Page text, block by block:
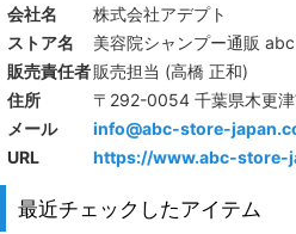
会社名
株式会社アデプト
ストア名
美容院シャンプー通販
販売責任者販売担当 (高橋 正和)
住所
〒292-0054 千葉県木更
メール
info@abc-store-
URL
https://www.abc-store-
最近チェックしたアイテム